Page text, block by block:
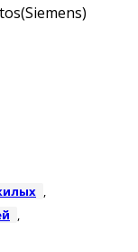
,
,